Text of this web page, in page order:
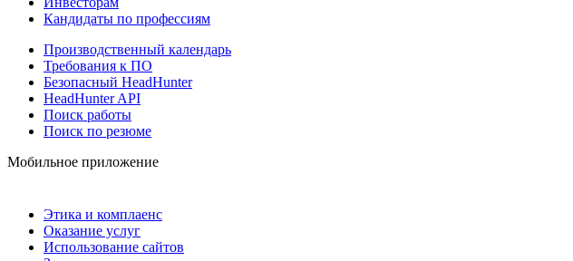
Кандидаты по профессиям
Производственный календарь
Требования к ПО
Безопасный HeadHunter
HeadHunter API
Поиск работы
Поиск по резюме
Мобильное приложение
Этика и комплаенс
Оказание услуг
Использование сайтов